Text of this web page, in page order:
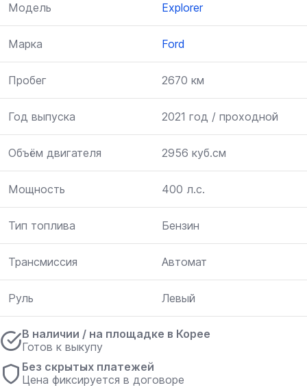
Модель Explorer
Марка Ford
Пробег 2670 км
Год выпуска 2021 год / проходной
Объём двигателя 2956 куб.см
Мощность 400 л.с.
Тип топлива Бензин
Трансмиссия Автомат
Руль Левый
В наличии / на площадке в Корее
Готов к выкупу
Без скрытых платежей
Цена фиксируется в договоре